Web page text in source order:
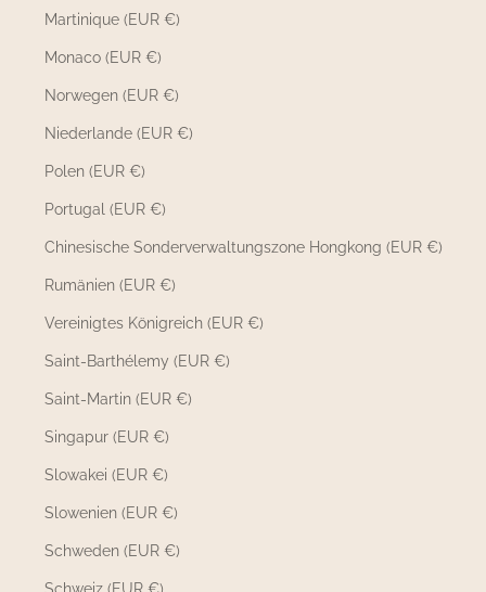
Martinique (EUR €)
Monaco (EUR €)
Norwegen (EUR €)
Niederlande (EUR €)
Polen (EUR €)
Portugal (EUR €)
Chinesische Sonderverwaltungszone Hongkong (EUR €)
Rumänien (EUR €)
Vereinigtes Königreich (EUR €)
Saint-Barthélemy (EUR €)
Saint-Martin (EUR €)
Singapur (EUR €)
Slowakei (EUR €)
Slowenien (EUR €)
Schweden (EUR €)
Schweiz (EUR €)